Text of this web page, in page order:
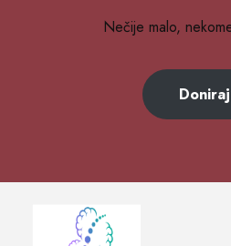
Nečije malo,
Doniraj